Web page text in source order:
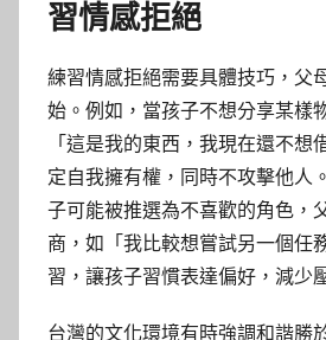
習情感拒絕
練習情感拒絕需要具體技巧，父
始。例如，當孩子不想分享某樣
「這是我的東西，我現在還不想
定自我擁有權，同時不攻擊他人
子可能被推選為不喜歡的角色，
商，如「我比較想嘗試另一個任
習，讓孩子習慣表達偏好，減少
台灣的文化環境有時強調和諧勝